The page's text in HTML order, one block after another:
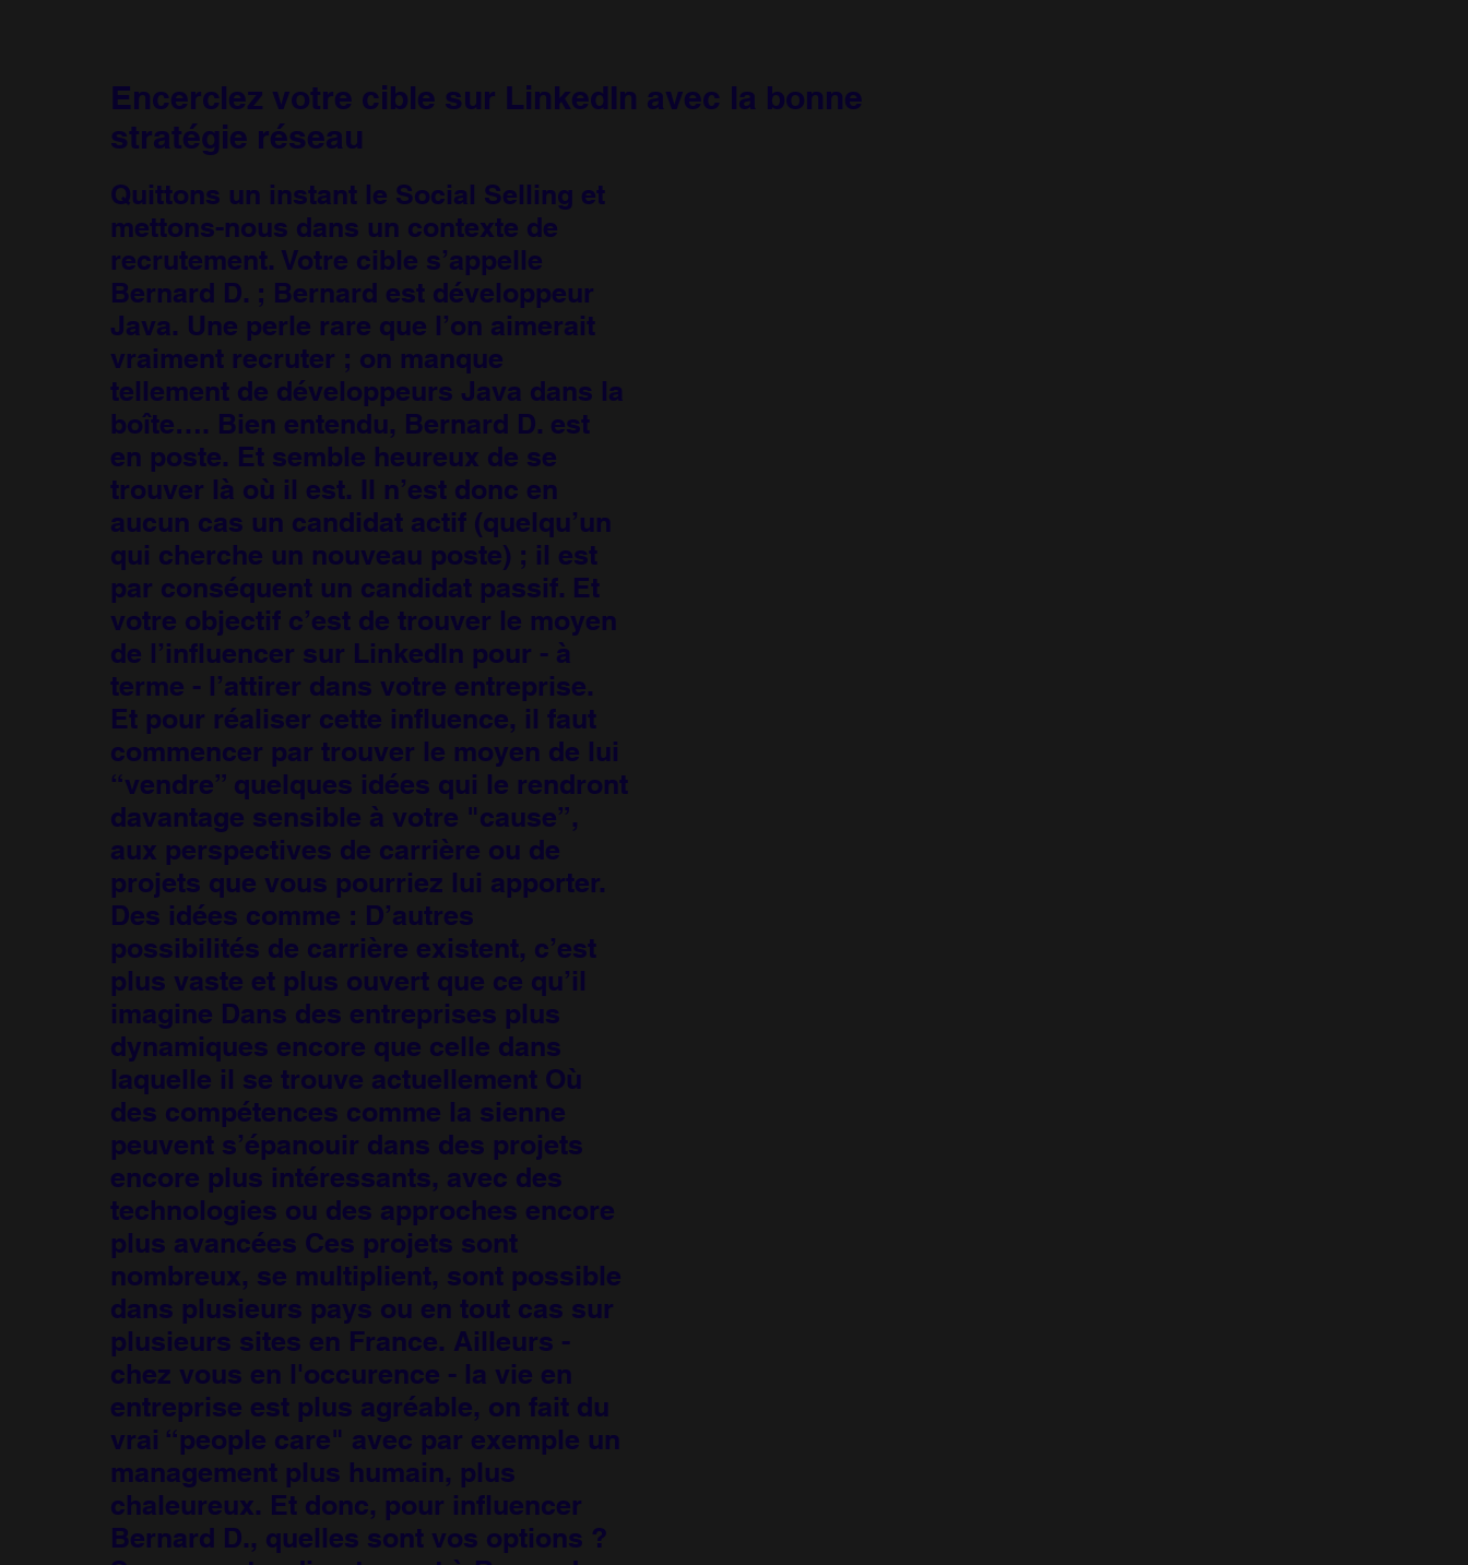
Encerclez votre cible sur LinkedIn avec la bonne
stratégie réseau
Quittons un instant le Social Selling et
mettons-nous dans un contexte de
recrutement. Votre cible s’appelle
Bernard D. ; Bernard est développeur
Java. Une perle rare que l’on aimerait
vraiment recruter ; on manque
tellement de développeurs Java dans la
boîte…. Bien entendu, Bernard D. est
en poste. Et semble heureux de se
trouver là où il est. Il n’est donc en
aucun cas un candidat actif (quelqu’un
qui cherche un nouveau poste) ; il est
par conséquent un candidat passif. Et
votre objectif c’est de trouver le moyen
de l’influencer sur LinkedIn pour - à
terme - l’attirer dans votre entreprise.
Et pour réaliser cette influence, il faut
commencer par trouver le moyen de lui
“vendre” quelques idées qui le rendront
davantage sensible à votre "cause”,
aux perspectives de carrière ou de
projets que vous pourriez lui apporter.
Des idées comme : D’autres
possibilités de carrière existent, c’est
plus vaste et plus ouvert que ce qu’il
imagine Dans des entreprises plus
dynamiques encore que celle dans
laquelle il se trouve actuellement Où
des compétences comme la sienne
peuvent s’épanouir dans des projets
encore plus intéressants, avec des
technologies ou des approches encore
plus avancées Ces projets sont
nombreux, se multiplient, sont possible
dans plusieurs pays ou en tout cas sur
plusieurs sites en France. Ailleurs -
chez vous en l'occurence - la vie en
entreprise est plus agréable, on fait du
vrai “people care" avec par exemple un
management plus humain, plus
chaleureux. Et donc, pour influencer
Bernard D., quelles sont vos options ?